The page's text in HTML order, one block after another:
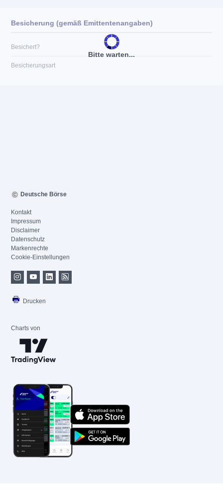
Bitte warten...
Besicherung (gemäß Emittentenangaben)
Besichert?
Besicherungsart
Deutsche Börse
Kontakt
Impressum
Disclaimer
Datenschutz
Markenrechte
Cookie-Einstellungen
Drucken
Charts von